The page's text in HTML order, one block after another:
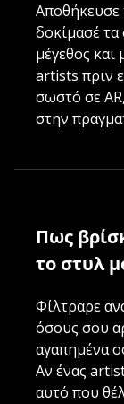
Αποθήκευσε
δοκίμασέ τα
μέγεθος
artists πριν
σωστό σε
στην
Πως
το στυλ
Φίλτραρε
όσους σου
αγαπημένα
Αν ένας
αυτό που